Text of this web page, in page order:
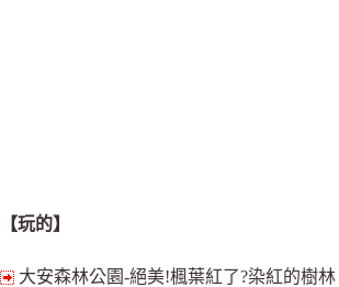
【玩的】
大安森林公園-絕美!楓葉紅了?染紅的樹